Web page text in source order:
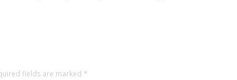
fields are marked *